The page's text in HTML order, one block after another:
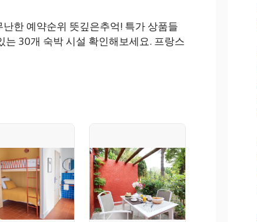
한 예약순위 뜻깊은추억! 특가 상품들
30개 숙박 시설 확인해보세요. 프랑스